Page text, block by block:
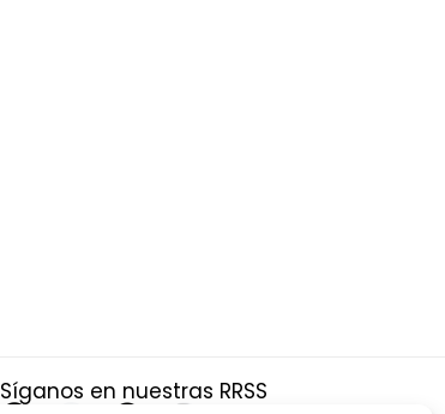
Síganos en nuestras RRSS